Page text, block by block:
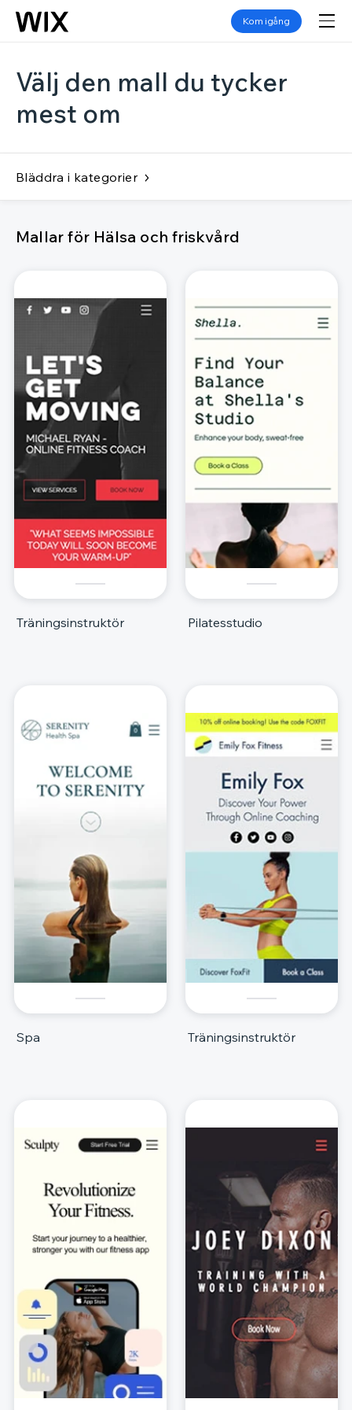
Kom igång
Välj den mall du tycker
mest om
Bläddra i kategorier
Mallar för Hälsa och friskvård
Träningsinstruktör Pilatesstudio
Spa Träningsinstruktör